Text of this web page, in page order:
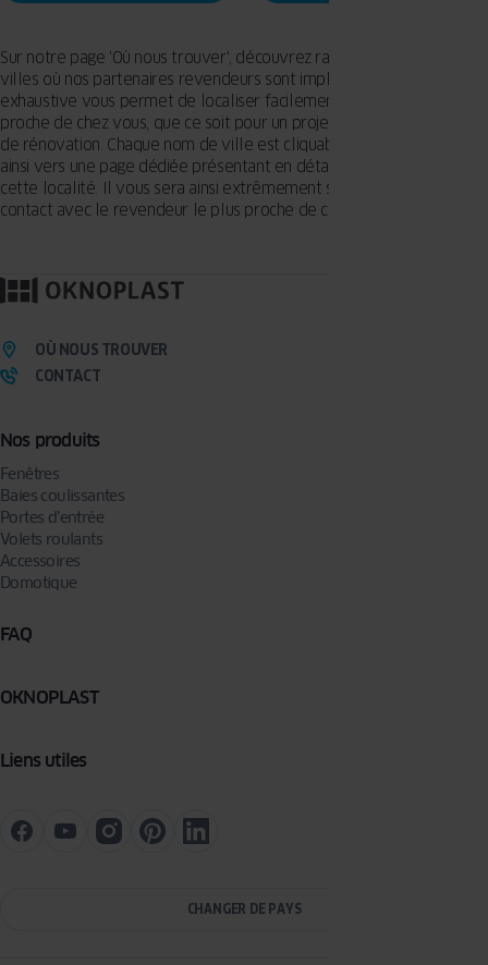
Sur notre page 'Où nous trouver', découvrez rapidement toutes les
villes où nos partenaires revendeurs sont implantés. Cette liste
exhaustive vous permet de localiser facilement un revendeur
proche de chez vous, que ce soit pour un projet de construction ou
de rénovation. Chaque nom de ville est cliquable, vous redirigeant
ainsi vers une page dédiée présentant en détail le revendeur dans
cette localité. Il vous sera ainsi extrêmement simple de prendre
contact avec le revendeur le plus proche de chez vous.
Nos produits
Fenêtres
Baies coulissantes
Portes d’entrée
Volets roulants
Accessoires
Domotique
FAQ
OKNOPLAST
Liens utiles
OÙ NOUS TROUVER
CONTACT
CHANGER DE PAYS